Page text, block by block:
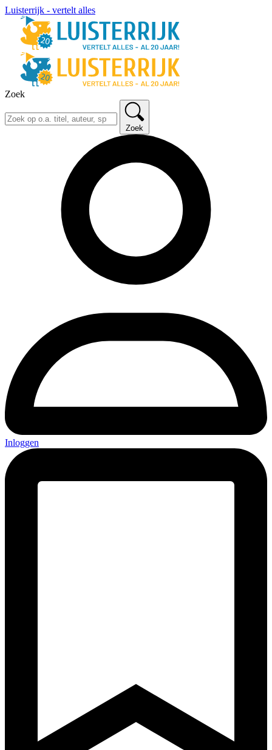
Luisterrijk - vertelt alles
Zoek
Zoek
Inloggen